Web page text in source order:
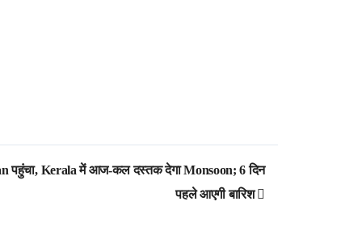
पहुंचा, Kerala में आज-कल दस्तक देगा Monsoon; 6 दिन
पहले आएगी बारिश